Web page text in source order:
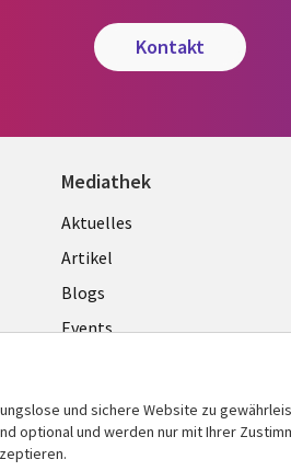
kontakt
Mediathek
Library
Links
GERMANY
Aktuelles
Artikel
Blogs
Events
Standpunkt
und sichere Website zu
und werden nur mit Ihrer